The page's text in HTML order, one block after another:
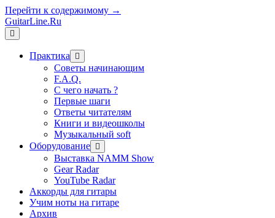
Перейти к содержимому →
GuitarLine.Ru
открыть
меню
Практика
открыть
меню
Советы начинающим
F.A.Q.
С чего начать ?
Первые шаги
Ответы читателям
Книги и видеошколы
Музыкальный soft
Оборудование открыть
меню
Выставка NAMM Show
Gear Radar
YouTube Radar
Аккорды для гитары
Учим ноты на гитаре
Архив